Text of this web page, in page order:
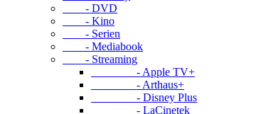
- DVD
- Kino
- Serien
- Mediabook
- Streaming
- Apple TV+
- Arthaus+
- Disney Plus
- LaCinetek